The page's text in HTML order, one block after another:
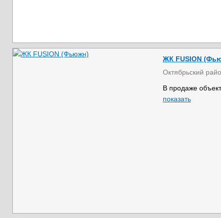
ЖК FUSION
Октябрьский
В продаже
показать